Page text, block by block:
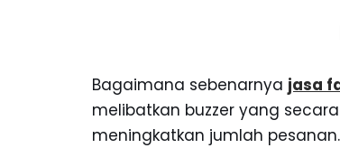
Bagaimana sebenarnya jasa
melibatkan buzzer yang
meningkatkan jumlah